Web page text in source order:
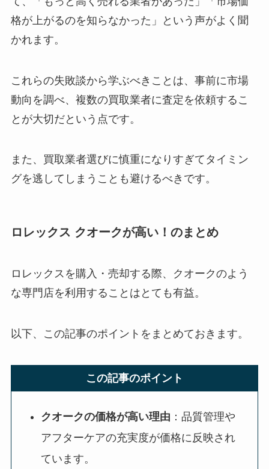
格が上がるのを知らなかった」という声がよく聞
かれます。
これらの失敗談から学ぶべきことは、事前に市場
動向を調べ、複数の買取業者に査定を依頼するこ
とが大切だという点です。
また、買取業者選びに慎重になりすぎてタイミン
グを逃してしまうことも避けるべきです。
ロレックス クオークが高い！のまとめ
ロレックスを購入・売却する際、クオークのよう
な専門店を利用することはとても有益。
以下、この記事のポイントをまとめておきます。
この記事のポイント
クオークの価格が高い理由 ：品質管理や
アフターケアの充実度が価格に反映され
ています。